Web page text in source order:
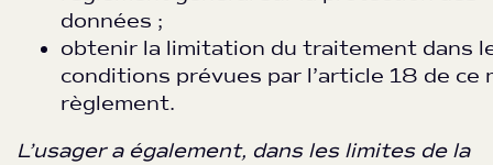
données ;
obtenir la limitation du traitement dans
conditions prévues par l’article 18 de ce
règlement.
L’usager a également, dans les limites de la